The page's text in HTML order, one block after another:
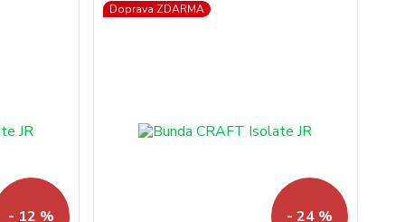
- 12 %
Doprava ZDARMA
- 24 %